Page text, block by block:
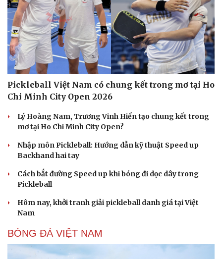
Pickleball Việt Nam có chung kết trong mơ tại Ho
Chi Minh City Open 2026
Lý Hoàng Nam, Trương Vinh Hiển tạo chung kết trong
mơ tại Ho Chi Minh City Open?
Nhập môn Pickleball: Hướng dẫn kỹ thuật Speed up
Backhand hai tay
Cách bắt đường Speed up khi bóng đi dọc dây trong
Pickleball
Hôm nay, khởi tranh giải pickleball danh giá tại Việt
Nam
BÓNG ĐÁ VIỆT NAM